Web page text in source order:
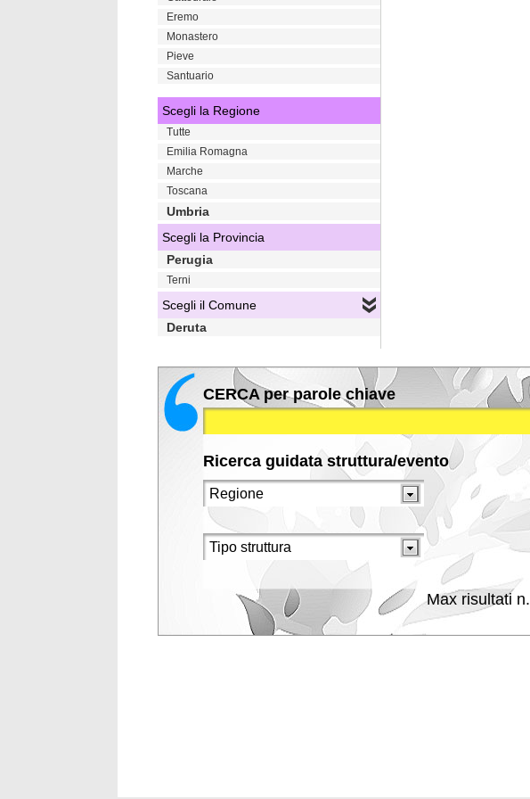
Eremo
Monastero
Pieve
Santuario
Scegli la Regione
Tutte
Emilia Romagna
Marche
Toscana
Umbria
Scegli la Provincia
Perugia
Terni
Scegli il Comune
Deruta
CERCA per parole chiave
Ricerca guidata struttura/evento
Max risultati n.